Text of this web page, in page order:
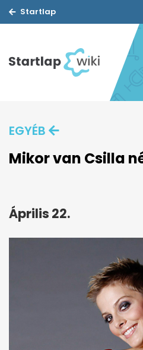
Startlap
EGYÉB
Mikor van Csilla
Április 22.